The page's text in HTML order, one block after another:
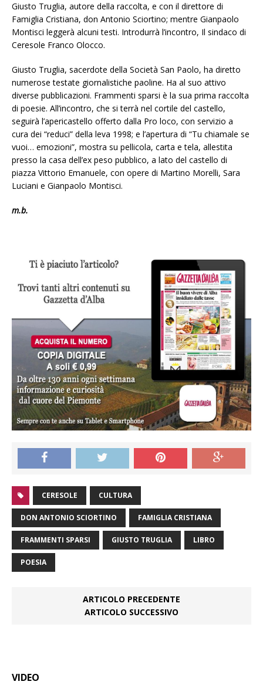
Giusto Truglia, autore della raccolta, e con il direttore di
Famiglia Cristiana, don Antonio Sciortino; mentre Gianpaolo
Montisci leggerà alcuni testi. Introdurrà l’incontro, Il sindaco di
Ceresole Franco Olocco.
Giusto Truglia, sacerdote della Società San Paolo, ha diretto
numerose testate giornalistiche paoline. Ha al suo attivo
diverse pubblicazioni. Frammenti sparsi è la sua prima raccolta
di poesie. All’incontro, che si terrà nel cortile del castello,
seguirà l’apericastello offerto dalla Pro loco, con servizio a
cura dei “reduci” della leva 1998; e l’apertura di “Tu chiamale se
vuoi… emozioni”, mostra su pellicola, carta e tela, allestita
presso la casa dell’ex peso pubblico, a lato del castello di
piazza Vittorio Emanuele, con opere di Martino Morelli, Sara
Luciani e Gianpaolo Montisci.
m.b.
CERESOLE CULTURA
DON ANTONIO SCIORTINO FAMIGLIA CRISTIANA
FRAMMENTI SPARSI GIUSTO TRUGLIA LIBRO
POESIA
ARTICOLO PRECEDENTE
ARTICOLO SUCCESSIVO
VIDEO